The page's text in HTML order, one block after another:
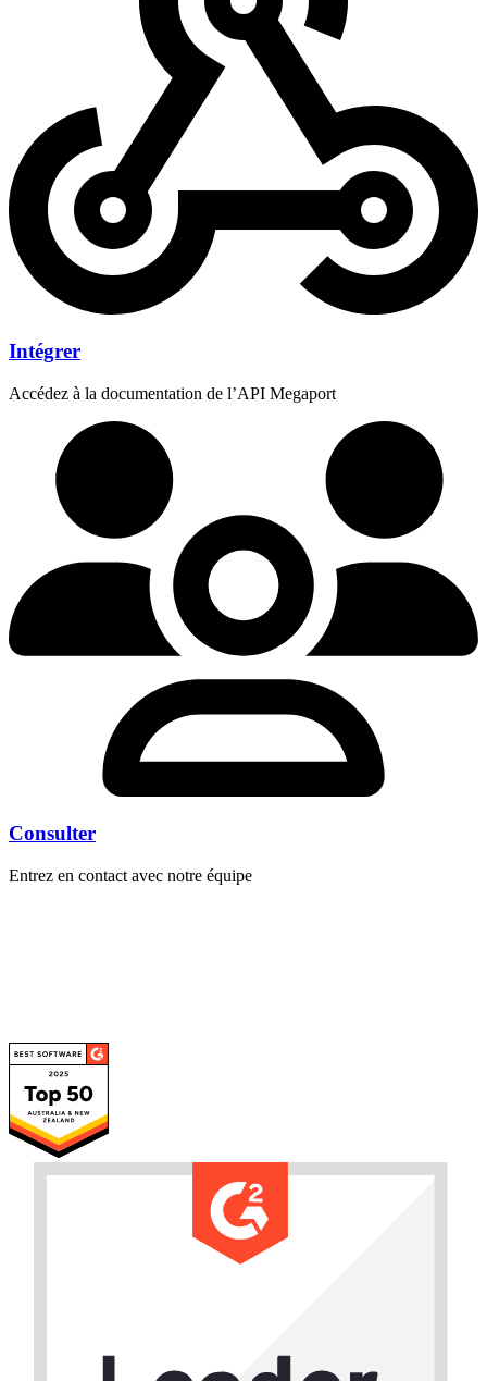
Intégrer
Accédez à la documentation de l’API Megaport
Consulter
Entrez en contact avec notre équipe